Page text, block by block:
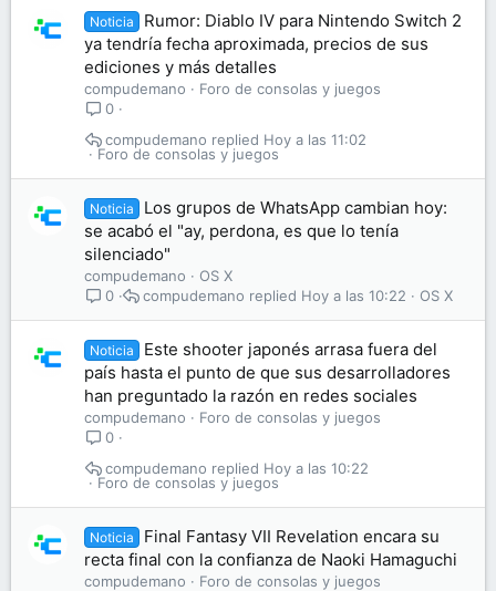
Noticia
Rumor: Diablo IV para Nintendo Switch 2
ya tendría fecha aproximada, precios de sus
ediciones y más detalles
compudemano
Foro de consolas y juegos
0
Foro de consolas y juegos
Hoy a las 11:02
compudemano
Noticia
Los grupos de WhatsApp cambian hoy:
se acabó el "ay, perdona, es que lo tenía
silenciado"
compudemano
OS X
0
OS X
Hoy a las 10:22
compudemano
Noticia
Este shooter japonés arrasa fuera del
país hasta el punto de que sus desarrolladores
han preguntado la razón en redes sociales
compudemano
Foro de consolas y juegos
0
Foro de consolas y juegos
Hoy a las 10:22
compudemano
Noticia
Final Fantasy VII Revelation encara su
recta final con la confianza de Naoki Hamaguchi
compudemano
Foro de consolas y juegos